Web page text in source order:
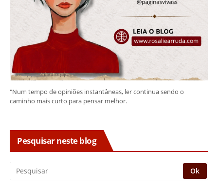
"Num tempo de opiniões instantâneas, ler continua sendo o
caminho mais curto para pensar melhor.
Pesquisar neste blog